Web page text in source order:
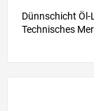
Dünnschicht
Technisches